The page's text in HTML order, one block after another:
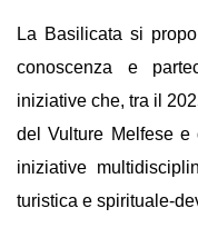
La Basilicata si
conoscenza e
iniziative che, tra il
del Vulture Melfese e
iniziative
turistica e spirituale-